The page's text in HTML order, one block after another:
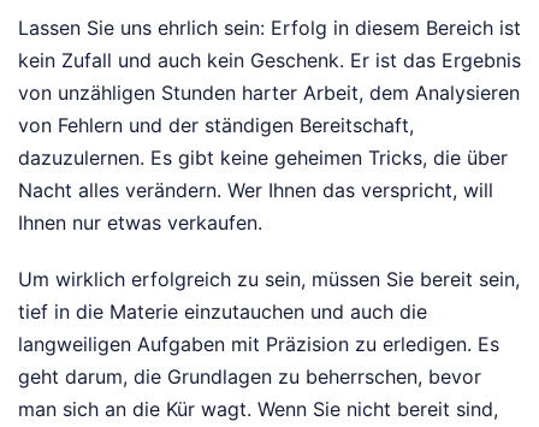
Lassen Sie uns ehrlich sein: Erfolg in diesem Bereich ist
kein Zufall und auch kein Geschenk. Er ist das Ergebnis
von unzähligen Stunden harter Arbeit, dem Analysieren
von Fehlern und der ständigen Bereitschaft,
dazuzulernen. Es gibt keine geheimen Tricks, die über
Nacht alles verändern. Wer Ihnen das verspricht, will
Ihnen nur etwas verkaufen.
Um wirklich erfolgreich zu sein, müssen Sie bereit sein,
tief in die Materie einzutauchen und auch die
langweiligen Aufgaben mit Präzision zu erledigen. Es
geht darum, die Grundlagen zu beherrschen, bevor
man sich an die Kür wagt. Wenn Sie nicht bereit sind,